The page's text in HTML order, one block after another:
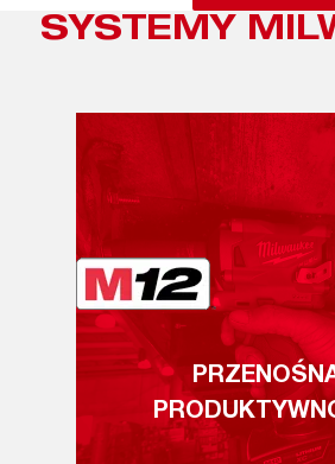
SYSTEMY